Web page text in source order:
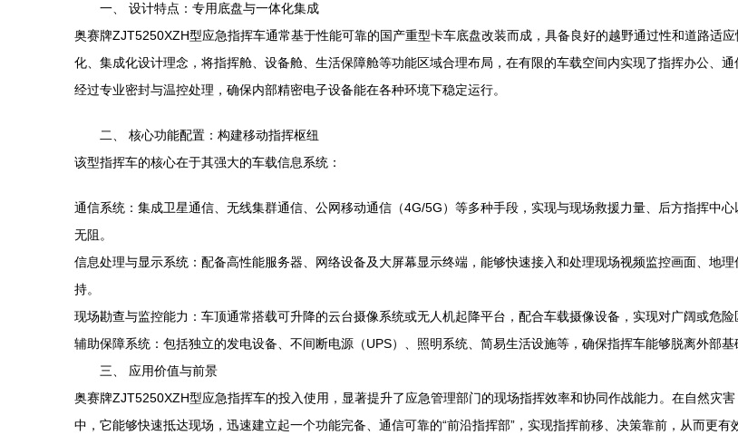
一、 设计特点：专用底盘与一体化集成
奥赛牌ZJT5250XZH型应急指挥车通常基于性能可靠的国产重型卡车底盘改装而成，具备良好的越野通过性和道路适
化、集成化设计理念，将指挥舱、设备舱、生活保障舱等功能区域合理布局，在有限的车载空间内实现了指挥办公、
经过专业密封与温控处理，确保内部精密电子设备能在各种环境下稳定运行。
二、 核心功能配置：构建移动指挥枢纽
该型指挥车的核心在于其强大的车载信息系统：
通信系统：集成卫星通信、无线集群通信、公网移动通信（4G/5G）等多种手段，实现与现场救援力量、后方指挥中
无阻。
信息处理与显示系统：配备高性能服务器、网络设备及大屏幕显示终端，能够快速接入和处理现场视频监控画面、地
持。
现场勘查与监控能力：车顶通常搭载可升降的云台摄像系统或无人机起降平台，配合车载摄像设备，实现对广阔或危险
辅助保障系统：包括独立的发电设备、不间断电源（UPS）、照明系统、简易生活设施等，确保指挥车能够脱离外部基
三、 应用价值与前景
奥赛牌ZJT5250XZH型应急指挥车的投入使用，显著提升了应急管理部门的现场指挥效率和协同作战能力。在自然灾
中，它能够快速抵达现场，迅速建立起一个功能完备、通信可靠的“前沿指挥部”，实现指挥前移、决策靠前，从而更有